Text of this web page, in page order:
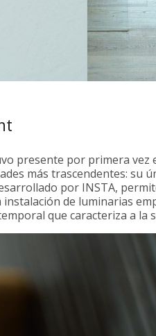
presente por primera vez
más trascendentes: su
por INSTA,
de luminarias
que caracteriza a la